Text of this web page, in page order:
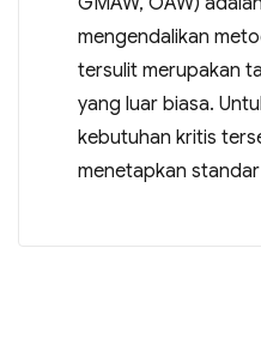
mengendalikan
tersulit merupakan
yang luar biasa.
kebutuhan kritis
menetapkan